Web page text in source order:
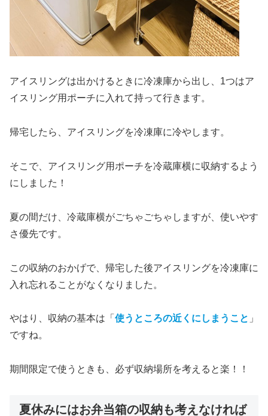
アイスリングは出かけるときに冷凍庫から出し、1つはア
イスリング用ポーチに入れて持って行きます。
帰宅したら、アイスリングを冷凍庫に冷やします。
そこで、アイスリング用ポーチを冷蔵庫横に収納するよう
にしました！
夏の間だけ、冷蔵庫横がごちゃごちゃしますが、使いやす
さ優先です。
この収納のおかげで、帰宅した後アイスリングを冷凍庫に
入れ忘れることがなくなりました。
やはり、収納の基本は「 使うところの近くにしまうこと 」
ですね。
期間限定で使うときも、必ず収納場所を考えると楽！！
夏休みにはお弁当箱の収納も考えなければ